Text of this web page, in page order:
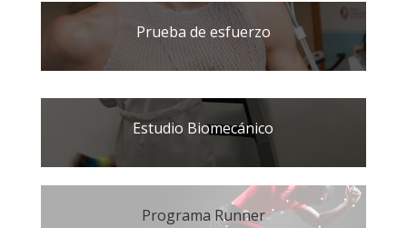
Prueba de esfuerzo
Estudio Biomecánico
Programa Runner